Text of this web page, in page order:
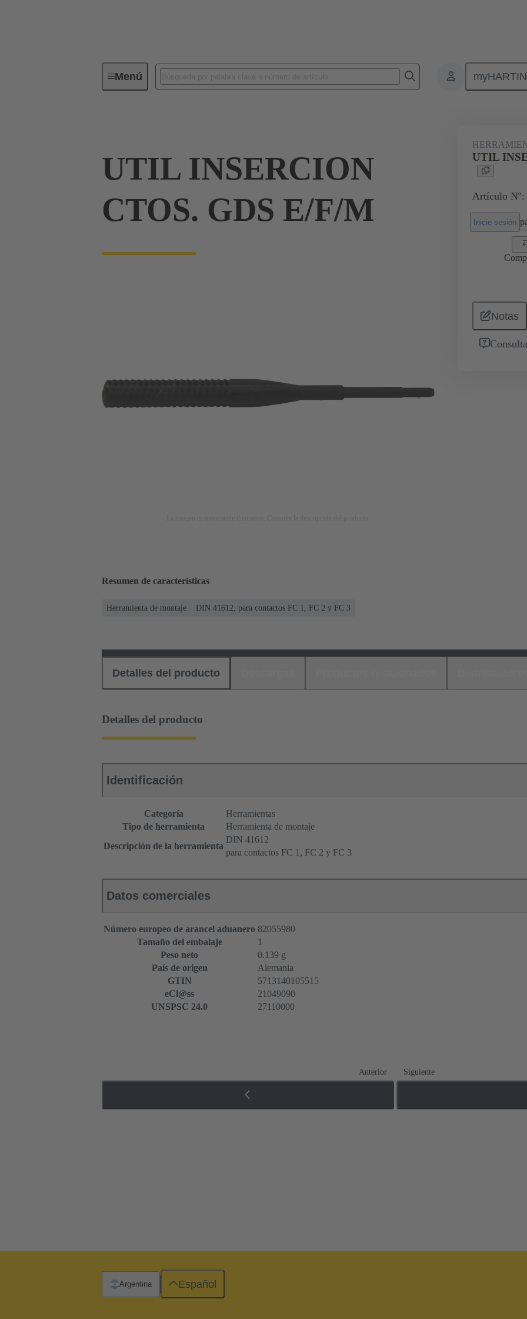
MenúHerramientas Herramientas de extracción 09 99 000 0088
UTIL INSERCION
CTOS. GDS E/F/M
UTIL
Artículo Nº:
Inicie sesión
Notas
Resumen de características
Herramienta de montaje DIN 41612, para contactos FC 1, FC 2 y FC 3
Detalles del producto
Detalles del producto
Identificación
Categoría
Herramientas
Tipo de herramienta
Herramienta de montaje
Descripción de la herramienta
DIN 41612
para contactos FC 1, FC 2 y FC 3
Datos comerciales
Número europeo de arancel aduanero 82055980
Tamaño del embalaje
1
Peso neto
0.139 g
País de origen
Alemania
GTIN
5713140105515
eCl@ss
21049090
UNSPSC 24.0
27110000
Anterior Siguiente
Argentina Español